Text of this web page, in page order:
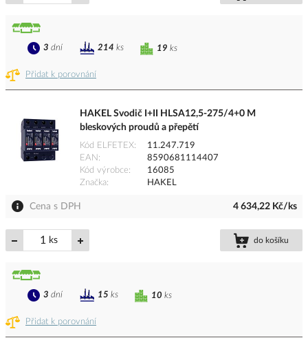
Přidat k porovnání
19 ks
3 dní 214 ks
HAKEL Svodič I+II HLSA12,5-275/4+0 M
bleskových proudů a přepětí
Kód ELFETEX
11.247.719
EAN
8590681114407
Kód výrobce
16085
Značka
HAKEL
Cena s DPH 4 634,22 Kč/ks
ks do košíku
Přidat k porovnání
10 ks
3 dní 15 ks